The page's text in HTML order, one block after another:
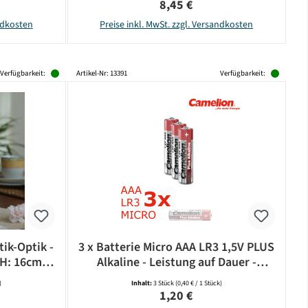
Regulärer Preis:
8,45 €
Preise inkl. MwSt. zzgl. Versandkosten
Verfügbarkeit:
Optik -
16cm -
Artikel-Nr: 13391 Verfügbarkeit:
3 x Batterie Micro AAA LR3 1,5V PLUS
Alkaline - Leistung auf Dauer -
CAMELION
Inhalt:3 Stück(0,40 € / 1 Stück)
Regulärer Preis:
1,20 €